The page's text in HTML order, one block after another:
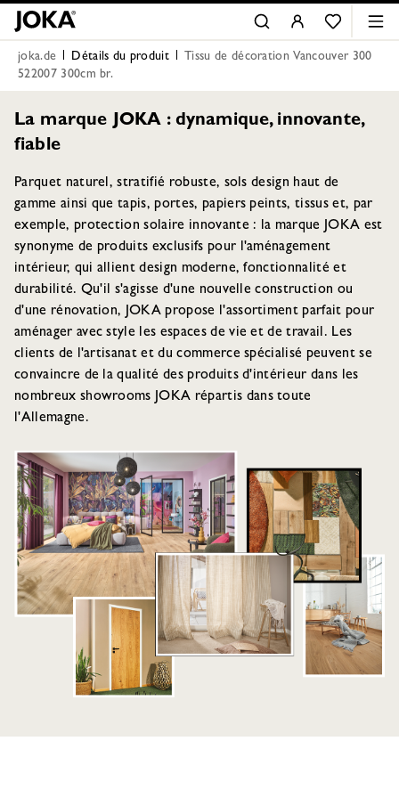
joka.de Détails du produit
Tissu de décoration Vancouver 300
522007 300cm br.
La marque JOKA : dynamique, innovante,
fiable
Parquet naturel, stratifié robuste, sols design haut de
gamme ainsi que tapis, portes, papiers peints, tissus et, par
exemple, protection solaire innovante : la marque JOKA est
synonyme de produits exclusifs pour l'aménagement
intérieur, qui allient design moderne, fonctionnalité et
durabilité. Qu'il s'agisse d'une nouvelle construction ou
d'une rénovation, JOKA propose l'assortiment parfait pour
aménager avec style les espaces de vie et de travail. Les
clients de l'artisanat et du commerce spécialisé peuvent se
convaincre de la qualité des produits d'intérieur dans les
nombreux showrooms JOKA répartis dans toute
l'Allemagne.